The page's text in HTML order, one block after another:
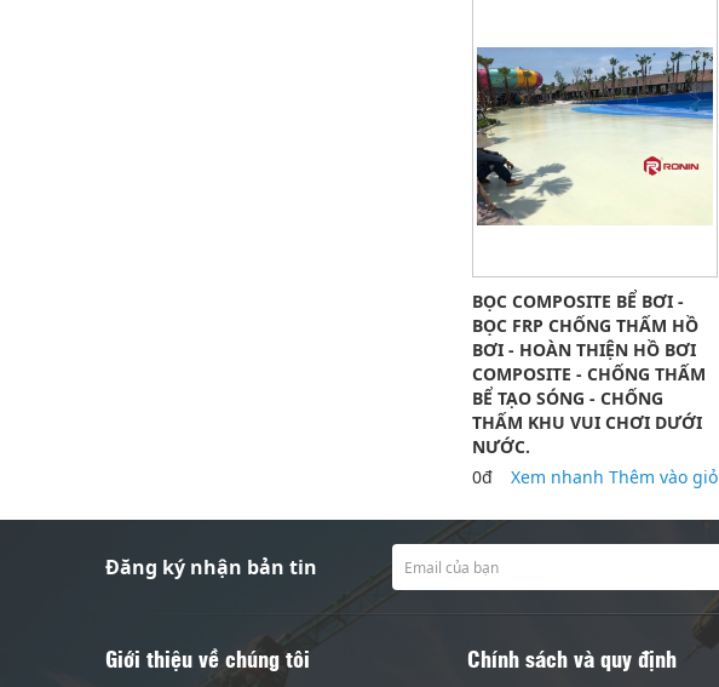
BỌC COMPOSITE BỂ BƠI -
BỌC FRP CHỐNG THẤM HỒ
BƠI - HOÀN THIỆN HỒ BƠI
COMPOSITE - CHỐNG THẤM
BỂ TẠO SÓNG - CHỐNG
THẤM KHU VUI CHƠI DƯỚI
NƯỚC.
0đ
Xem nhanh Thêm vào giỏ
Đăng ký nhận bản tin
Giới thiệu về chúng tôi Chính sách và quy định